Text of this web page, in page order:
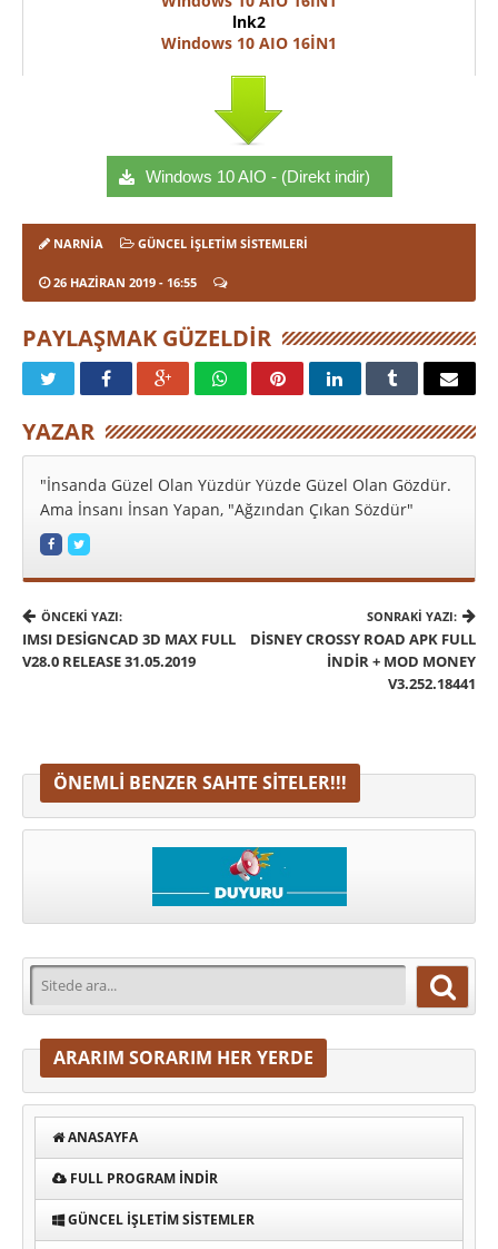
lnk2
Windows 10 AIO 16İN1
Windows 10 AIO - (Direkt indir)
NARNIA GÜNCEL İŞLETIM SISTEMLERI
26 HAZIRAN 2019 - 16:55
PAYLAŞMAK GÜZELDIR
YAZAR
"İnsanda Güzel Olan Yüzdür Yüzde Güzel Olan Gözdür.
Ama İnsanı İnsan Yapan, "Ağzından Çıkan Sözdür"
ÖNCEKI YAZI:
IMSI DESIGNCAD 3D MAX FULL
V28.0 RELEASE 31.05.2019
SONRAKI YAZI:
DISNEY CROSSY ROAD APK FULL
İNDIR + MOD MONEY
V3.252.18441
ÖNEMLI BENZER SAHTE SITELER!!!
ARARIM SORARIM HER YERDE
ANASAYFA
FULL PROGRAM INDIR
GÜNCEL İŞLETIM SISTEMLER